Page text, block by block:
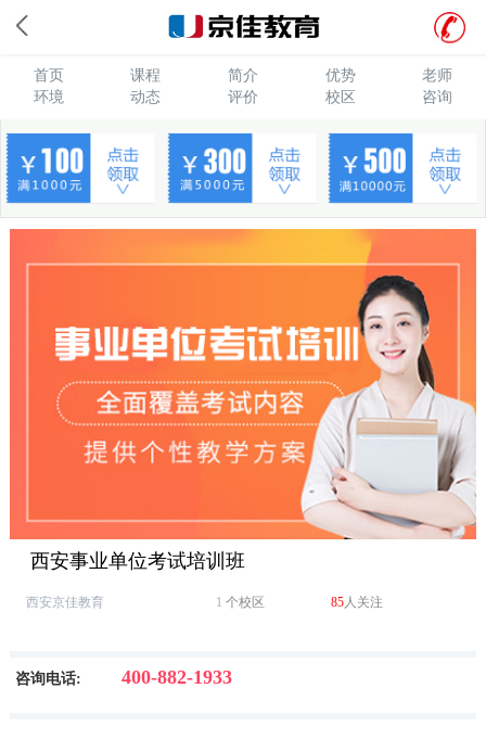
西安京佳教育的事业单位考试培训班,让学员摆脱凭感觉答题习惯,掌
握结构化拆解问题的逻辑,形成“分析-论证-解决”的思维链,不仅适配
首页
课程 简介 优势
老师
环境
动态 评价 校区 咨询
西安事业单位考试培训班
西安京佳教育 1 个校区 85 人关注
咨询电话: 400-882-1933